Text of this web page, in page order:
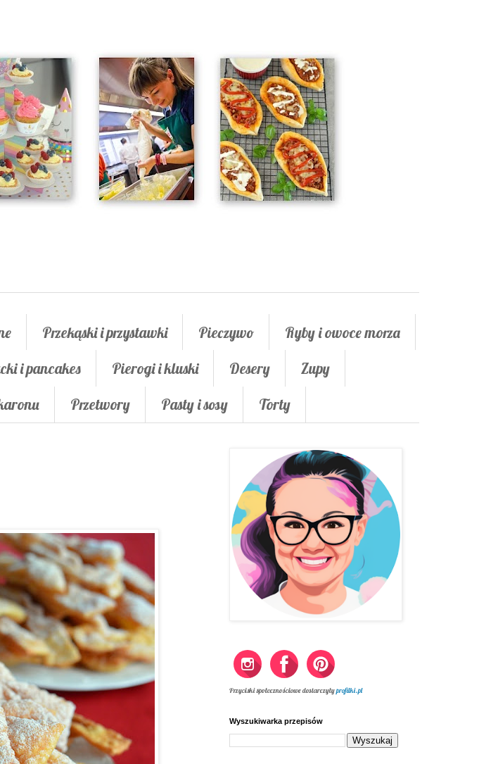
Przekąski i przystawki Pieczywo
Ryby i owoce morza
i pancakes Pierogi i kluski Desery
Zupy
Przetwory Pasty i sosy Torty
Przyciski społecznościowe dostarczyłyprofilki.pl
Wyszukiwarka przepisów